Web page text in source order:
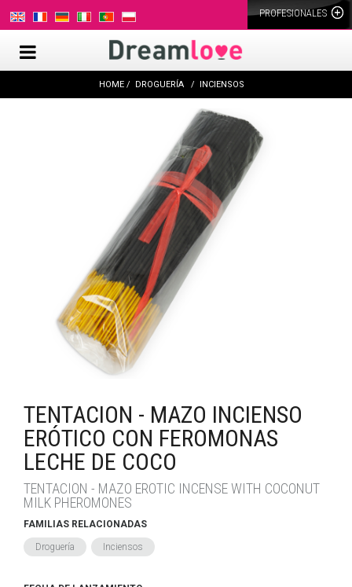
PROFESIONALES
HOME DROGUERÍA INCIENSOS
TENTACION - MAZO INCIENSO
ERÓTICO CON FEROMONAS
LECHE DE COCO
TENTACION - MAZO EROTIC INCENSE WITH COCONUT
MILK PHEROMONES
FAMILIAS RELACIONADAS
Droguería Inciensos